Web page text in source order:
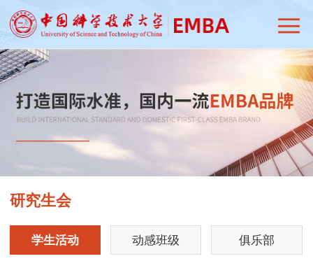
研究生会
学生活动 动感班级 俱乐部